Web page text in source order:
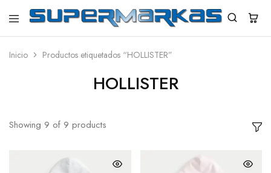
SuperMarkas
Ropa
con
Inicio Productos etiquetados “HOLLISTER”
HOLLISTER
Showing 9 of 9 products